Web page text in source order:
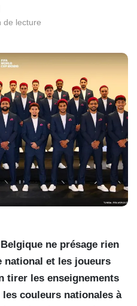
de lecture
ne présage rien
national et les joueurs
tirer les enseignements
couleurs nationales à